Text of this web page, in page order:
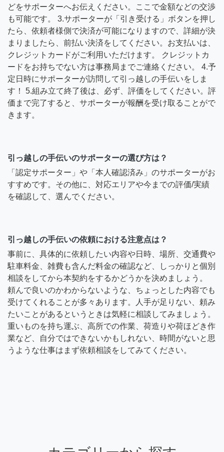
どをサポーターへお伝えください。ここで金額などの交渉
も可能です。 3.サポーターが「引き受ける」ボタンを押し
たら、依頼者様側で決済が可能になりますので、詳細が決
まりましたら、前払い決済をしてください。お支払いは、
クレジットカードがご利用いただけます。 クレジットカ
ードをお持ちでない方は事務局までご連絡ください。 4.予
定日時にサポーターが訪問して引っ越しの手伝いをしま
す！ 5.組み立て終了後は、必ず、評価をしてください。評
価まで完了すると、サポーターが報酬を受け取ることがで
きます。
引っ越しの手伝いのサポーターの選び方は？
「認定サポーター」や「本人確認済み」のサポーターがお
すすめです。その他に、対応エリアや今までの評価/実績
を確認して、選んでください。
引っ越しの手伝いの依頼における注意点は？
事前に、具体的に依頼したい内容や日時、場所、交通費や
駐車料金、雑費も含んだ料金の確認など、しっかりと個別
相談をしてから本契約をするかどうかを決めましょう。
頼んで良いのかわからないような、ちょっとした内容でも
受けてくれることが多々あります。人手が足りない、頼み
たいことがあるというときは気軽に相談してみましょう。
重いものを持ち運ぶ、高所での作業、荷造りや荷ほどき作
業など、自分ではできないかもしれない、時間がないと思
うような仕事はまず依頼相談をしてみてください。